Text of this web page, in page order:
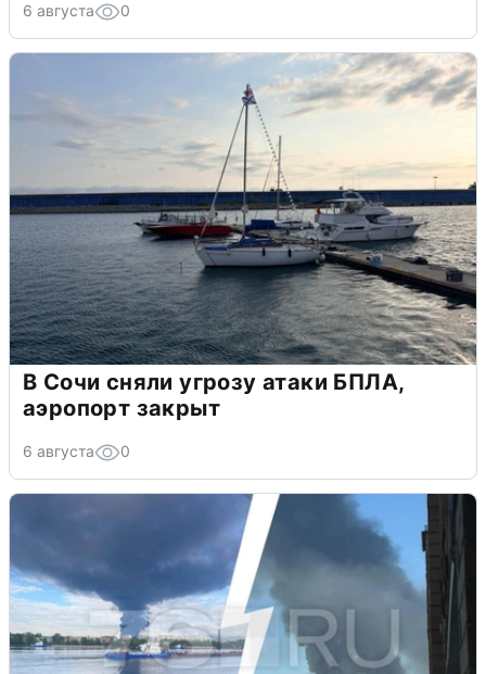
6 августа 0
В Сочи сняли угрозу атаки БПЛА,
аэропорт закрыт
6 августа 0